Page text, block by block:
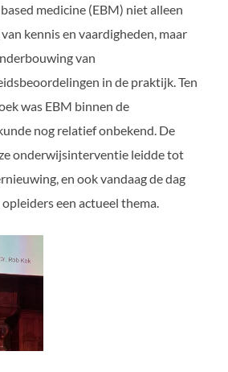
medicine (EBM) niet alleen
kennis en vaardigheden, maar
van
in de praktijk. Ten
was EBM binnen de
nog relatief onbekend. De
onderwijsinterventie leidde tot
en ook vandaag de dag
een actueel thema.